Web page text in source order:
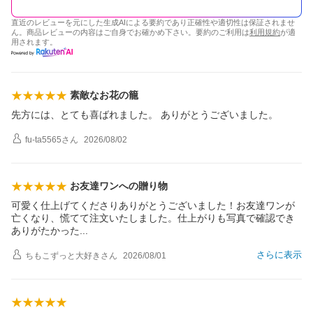
直近のレビューを元にした生成AIによる要約であり正確性や適切性は保証されませ
ん。商品レビューの内容はご自身でお確かめ下さい。要約のご利用は利用規約が適
用されます。
素敵なお花の籠
先方には、とても喜ばれました。 ありがとうございました。
fu-ta5565さん 2026/08/02
お友達ワンへの贈り物
可愛く仕上げてくださりありがとうございました！お友達ワンが
亡くなり、慌てて注文いたしました。仕上がりも写真で確認でき
ありがたかった
さらに表示
ちもこずっと大好き さん 2026/08/01